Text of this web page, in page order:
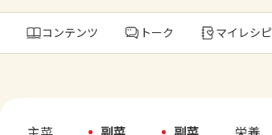
コンテンツ トーク マイレシピ